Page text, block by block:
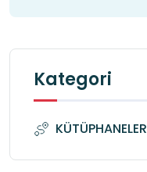
Kategori
KÜTÜPHANELER